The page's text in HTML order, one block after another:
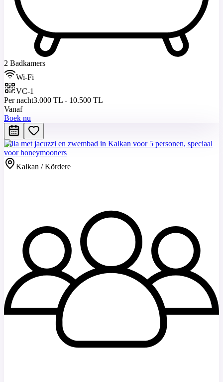
2 Badkamers
Wi-Fi
VC-1
Per nacht3.000 TL - 10.500 TL
Vanaf
Boek nu
Villa met jacuzzi en zwembad in Kalkan voor 5 personen, speciaal
voor honeymooners
Kalkan / Kördere